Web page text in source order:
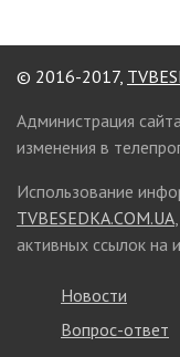
© 2016-2017,
Администрация
изменения в
Использование
TVBESEDKA.COM.UA
активных ссылок на
Новости
Вопрос-ответ